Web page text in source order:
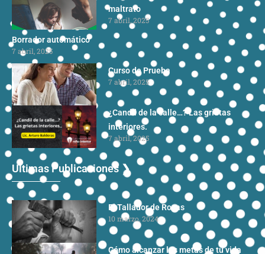
maltrato
7 abril, 2025
Borrador automático
7 abril, 2025
Curso de Prueba
7 abril, 2025
¿Candil de la calle…? Las grietas
interiores.
7 abril, 2025
Ultimas Publicaciones ❯
El Tallador de Rocas
10 marzo, 2024
Cómo alcanzar las metas de tu vida